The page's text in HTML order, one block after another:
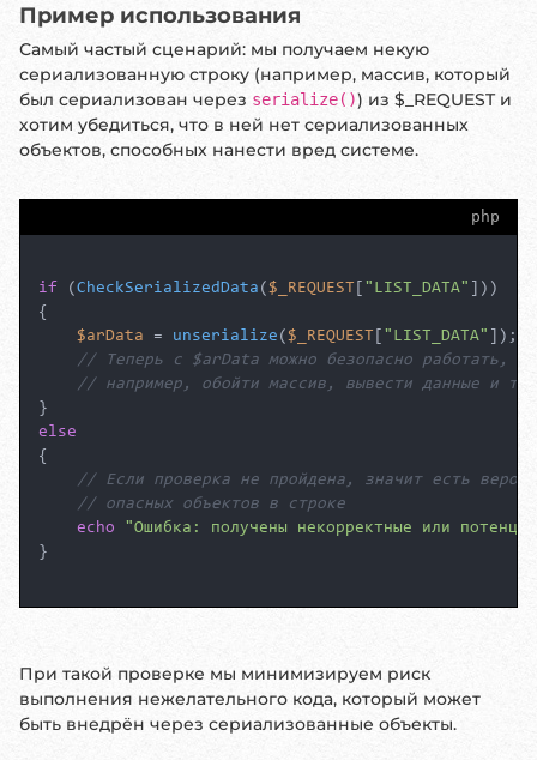
Пример использования
Самый частый сценарий: мы получаем некую
сериализованную строку (например, массив, который
был сериализован через serialize()) из $_REQUEST и
хотим убедиться, что в ней нет сериализованных
объектов, способных нанести вред системе.
php
if ( CheckSerializedData ( $_REQUEST "LIST_DATA"
]))
{
$arData = unserialize ( $_REQUEST "LIST_DATA"
]);
// Теперь с $arData можно безопасно работать,
// например, обойти массив, вывести данные и
else
{
// Если проверка не пройдена, значит есть
// опасных объектов в строке
echo
"Ошибка: получены некорректные или
}
При такой проверке мы минимизируем риск
выполнения нежелательного кода, который может
быть внедрён через сериализованные объекты.